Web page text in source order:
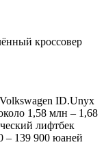
ID.Unyx
1,58 млн – 1,68
лифтбек
– 139 900 юаней